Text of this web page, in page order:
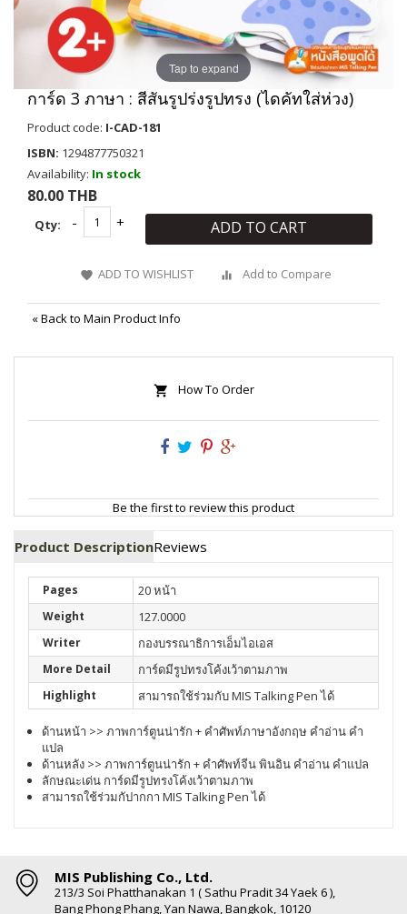
Tap to expand
การ์ด 3 ภาษา : สีสันรูปร่งรูปทรง (ไดคัทใส่ห่วง)
Product code: I-CAD-181
ISBN: 1294877750321
Availability: In stock
80.00 THB
Qty: ADD TO CART
ADD TO WISHLIST Add to Compare
«Back to Main Product Info
How To Order
Be the first to review this product
Product DescriptionReviews
Pages 20 หน้า
Weight 127.0000
Writer กองบรรณาธิการเอ็มไอเอส
More Detail การ์ดมีรูปทรงโค้งเว้าตามภาพ
Highlight สามารถใช้ร่วมกับ MIS Talking Pen ได้
ด้านหน้า >> ภาพการ์ตูนน่ารัก + คำศัพท์ภาษาอังกฤษ คำอ่าน คำ
แปล
ด้านหลัง >> ภาพการ์ตูนน่ารัก + คำศัพท์จีน พินอิน คำอ่าน คำแปล
ลักษณะเด่น การ์ดมีรูปทรงโค้งเว้าตามภาพ
สามารถใช้ร่วมกัปากกา MIS Talking Pen ได้
MIS Publishing Co., Ltd.
213/3 Soi Phatthanakan 1 ( Sathu Pradit 34 Yaek 6 ),
Bang Phong Phang, Yan Nawa, Bangkok, 10120